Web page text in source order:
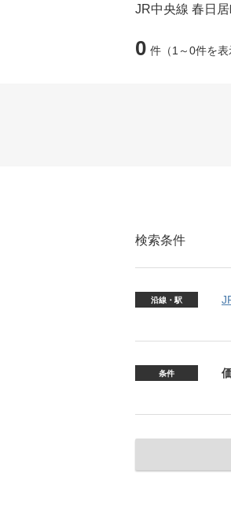
JR中央線 春日
0 件 （1～0件を表
検索条件
沿線・駅
条件